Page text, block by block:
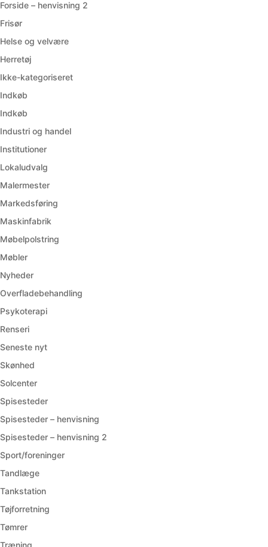
Forside – henvisning 2
Frisør
Helse og velvære
Herretøj
Ikke-kategoriseret
Indkøb
Indkøb
Industri og handel
Institutioner
Lokaludvalg
Malermester
Markedsføring
Maskinfabrik
Møbelpolstring
Møbler
Nyheder
Overfladebehandling
Psykoterapi
Renseri
Seneste nyt
Skønhed
Solcenter
Spisesteder
Spisesteder – henvisning
Spisesteder – henvisning 2
Sport/foreninger
Tandlæge
Tankstation
Tøjforretning
Tømrer
Træning